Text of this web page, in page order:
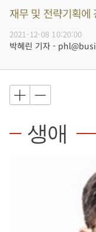
재무 및 전략기획에
2021-12-08 10:20:00
박혜린 기자 -
생애